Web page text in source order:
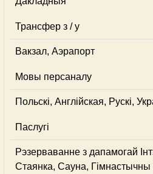
Трансфер з / у
Вакзал, Аэрапорт
Мовы персаналу
Польскі, Англійская, Рускі,
Паслугі
Рэзерваванне з дапамогай
Стаянка, Сауна, Гімнастычны